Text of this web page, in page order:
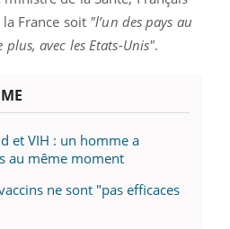
France soit "l’un des pays au
plus, avec les Etats-Unis".
et VIH : un homme a
au même moment
ne sont "pas efficaces